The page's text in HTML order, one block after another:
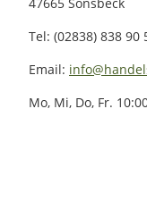
Tel: (02838) 838 90
Email:
Mo, Mi, Do, Fr.